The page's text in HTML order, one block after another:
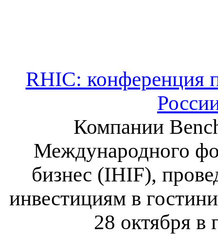
RHIC: конференция
Компании
Международного
бизнес (IHIF),
инвестициям в
28 октября